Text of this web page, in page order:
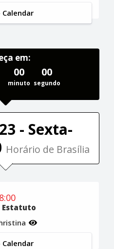
em:
00
minuto
00
segundo
- Sexta-
Horário de Brasília
Estatuto